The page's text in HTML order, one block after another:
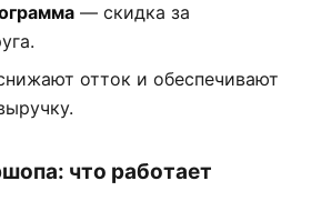
— скидка за
отток и обеспечивают
что работает